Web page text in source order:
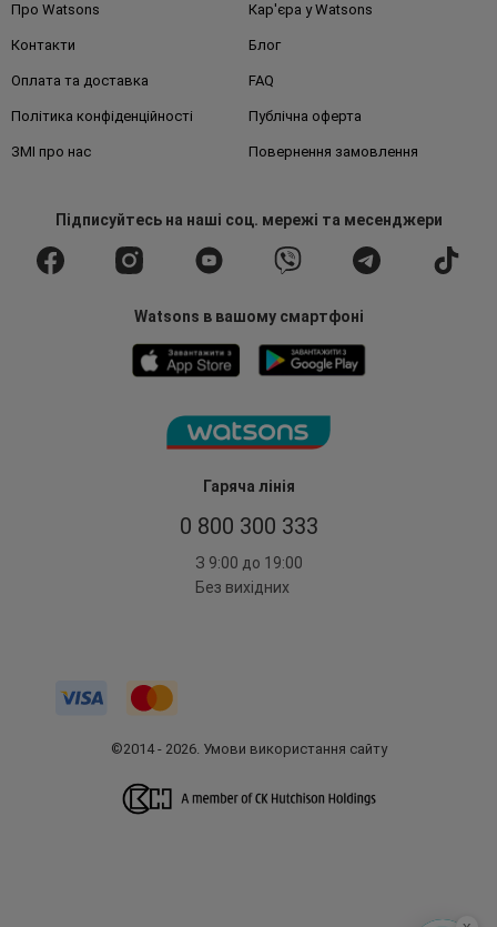
Гаряча лінія
0 800 300 333
З 9:00 до 19:00
Без вихідних
Про Watsons Кар'єра у Watsons
Контакти Блог
Оплата та доставка FAQ
Політика конфіденційності Публічна оферта
ЗМІ про нас Повернення замовлення
Підписуйтесьна наші соц. мережі та месенджери
Watsons в вашому смартфоні
©2014 - 2026. Умови використання сайту